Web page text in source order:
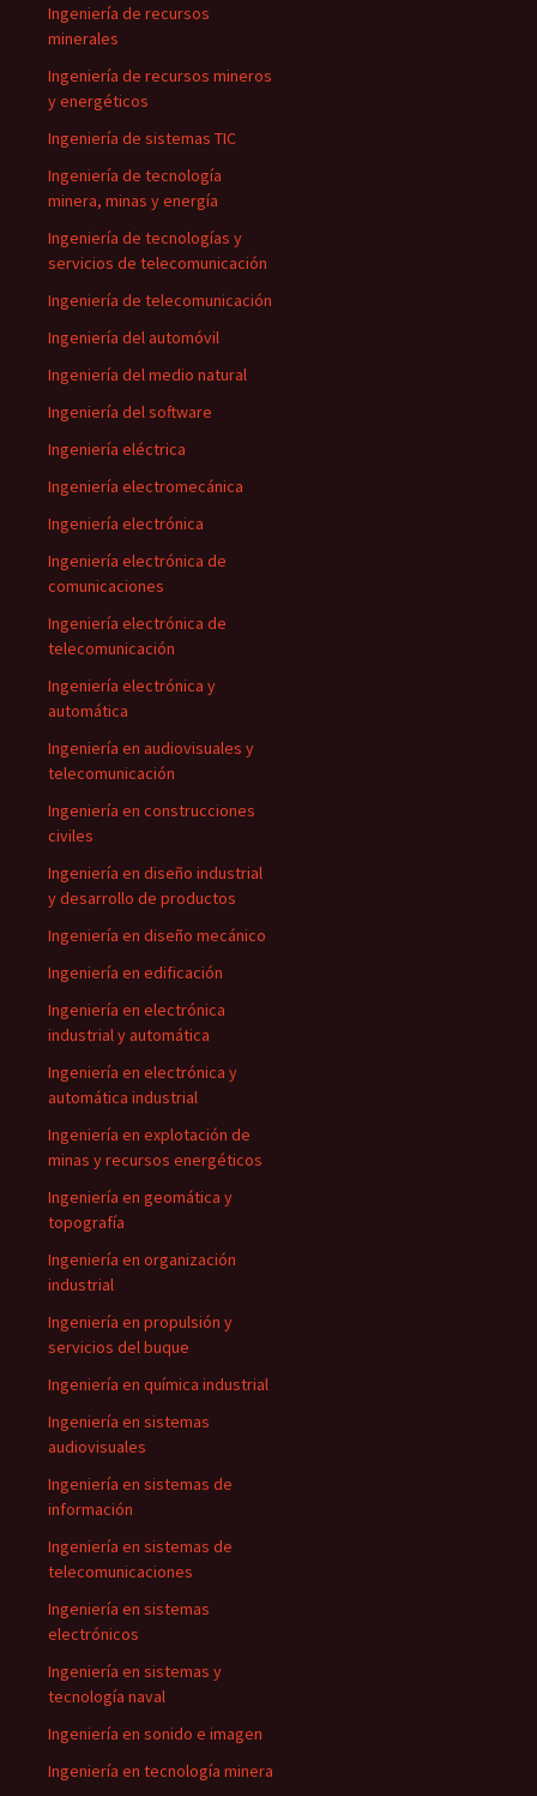
Ingeniería de recursos
minerales
Ingeniería de recursos mineros
y energéticos
Ingeniería de sistemas TIC
Ingeniería de tecnología
minera, minas y energía
Ingeniería de tecnologías y
servicios de telecomunicación
Ingeniería de telecomunicación
Ingeniería del automóvil
Ingeniería del medio natural
Ingeniería del software
Ingeniería eléctrica
Ingeniería electromecánica
Ingeniería electrónica
Ingeniería electrónica de
comunicaciones
Ingeniería electrónica de
telecomunicación
Ingeniería electrónica y
automática
Ingeniería en audiovisuales y
telecomunicación
Ingeniería en construcciones
civiles
Ingeniería en diseño industrial
y desarrollo de productos
Ingeniería en diseño mecánico
Ingeniería en edificación
Ingeniería en electrónica
industrial y automática
Ingeniería en electrónica y
automática industrial
Ingeniería en explotación de
minas y recursos energéticos
Ingeniería en geomática y
topografía
Ingeniería en organización
industrial
Ingeniería en propulsión y
servicios del buque
Ingeniería en química industrial
Ingeniería en sistemas
audiovisuales
Ingeniería en sistemas de
información
Ingeniería en sistemas de
telecomunicaciones
Ingeniería en sistemas
electrónicos
Ingeniería en sistemas y
tecnología naval
Ingeniería en sonido e imagen
Ingeniería en tecnología minera